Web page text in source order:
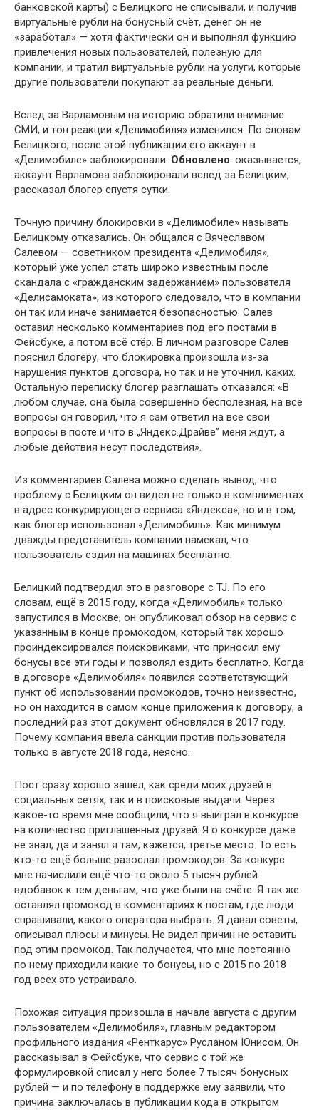
банковской карты) с Белицкого не списывали, и получив
виртуальные рубли на бонусный счёт, денег он не
«заработал» — хотя фактически он и выполнял функцию
привлечения новых пользователей, полезную для
компании, и тратил виртуальные рубли на услуги, которые
другие пользователи покупают за реальные деньги.
Вслед за Варламовым на историю обратили внимание
СМИ, и тон реакции «Делимобиля» изменился. По словам
Белицкого, после этой публикации его аккаунт в
«Делимобиле» заблокировали. Обновлено: оказывается,
аккаунт Варламова заблокировали вслед за Белицким,
рассказал блогер спустя сутки.
Точную причину блокировки в «Делимобиле» называть
Белицкому отказались. Он общался с Вячеславом
Салевом — советником президента «Делимобиля»,
который уже успел стать широко известным после
скандала с «гражданским задержанием» пользователя
«Делисамоката», из которого следовало, что в компании
он так или иначе занимается безопасностью. Салев
оставил несколько комментариев под его постами в
Фейсбуке, а потом всё стёр. В личном разговоре Салев
пояснил блогеру, что блокировка произошла из-за
нарушения пунктов договора, но так и не уточнил, каких.
Остальную переписку блогер разглашать отказался: «В
любом случае, она была совершенно бесполезная, на все
вопросы он говорил, что я сам ответил на все свои
вопросы в посте и что в „Яндекс.Драйве” меня ждут, а
любые действия несут последствия».
Из комментариев Салева можно сделать вывод, что
проблему с Белицким он видел не только в комплиментах
в адрес конкурирующего сервиса «Яндекса», но и в том,
как блогер использовал «Делимобиль». Как минимум
дважды представитель компании намекал, что
пользователь ездил на машинах бесплатно.
Белицкий подтвердил это в разговоре с TJ. По его
словам, ещё в 2015 году, когда «Делимобиль» только
запустился в Москве, он опубликовал обзор на сервис с
указанным в конце промокодом, который так хорошо
проиндексировался поисковиками, что приносил ему
бонусы все эти годы и позволял ездить бесплатно. Когда
в договоре «Делимобиля» появился соответствующий
пункт об использовании промокодов, точно неизвестно,
но он находится в самом конце приложения к договору, а
последний раз этот документ обновлялся в 2017 году.
Почему компания ввела санкции против пользователя
только в августе 2018 года, неясно.
Пост сразу хорошо зашёл, как среди моих друзей в
социальных сетях, так и в поисковые выдачи. Через
какое-то время мне сообщили, что я выиграл в конкурсе
на количество приглашённых друзей. Я о конкурсе даже
не знал, да и занял я там, кажется, третье место. То есть
кто-то ещё больше разослал промокодов. За конкурс
мне начислили ещё что-то около 5 тысяч рублей
вдобавок к тем деньгам, что уже были на счёте. Я так же
оставлял промокод в комментариях к постам, где люди
спрашивали, какого оператора выбрать. Я давал советы,
описывал плюсы и минусы. Не видел причин не оставить
под этим промокод. Так получается, что мне постоянно
по нему приходили какие-то бонусы, но с 2015 по 2018
год всех это устраивало.
Похожая ситуация произошла в начале августа с другим
пользователем «Делимобиля», главным редактором
профильного издания «Ренткарус» Русланом Юнисом. Он
рассказывал в Фейсбуке, что сервис с той же
формулировкой списал у него более 7 тысяч бонусных
рублей — и по телефону в поддержке ему заявили, что
причина заключалась в публикации кода в открытом